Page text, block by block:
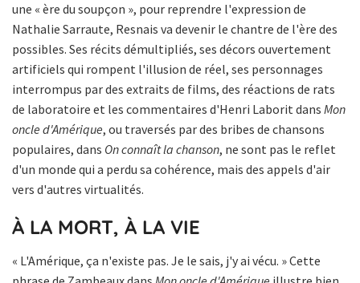
une « ère du soupçon », pour reprendre l'expression de
Nathalie Sarraute, Resnais va devenir le chantre de l'ère des
possibles. Ses récits démultipliés, ses décors ouvertement
artificiels qui rompent l'illusion de réel, ses personnages
interrompus par des extraits de films, des réactions de rats
de laboratoire et les commentaires d'Henri Laborit dans Mon
oncle d'Amérique, ou traversés par des bribes de chansons
populaires, dans On connaît la chanson, ne sont pas le reflet
d'un monde qui a perdu sa cohérence, mais des appels d'air
vers d'autres virtualités.
À LA MORT, À LA VIE
« L'Amérique, ça n'existe pas. Je le sais, j'y ai vécu. » Cette